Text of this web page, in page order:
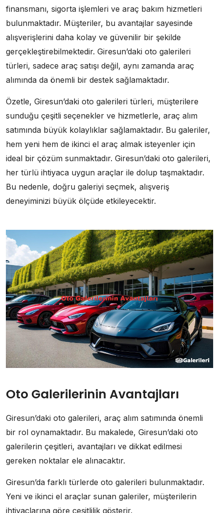
finansmanı, sigorta işlemleri ve araç bakım hizmetleri
bulunmaktadır. Müşteriler, bu avantajlar sayesinde
alışverişlerini daha kolay ve güvenilir bir şekilde
gerçekleştirebilmektedir. Giresun’daki oto galerileri
türleri, sadece araç satışı değil, aynı zamanda araç
alımında da önemli bir destek sağlamaktadır.
Özetle, Giresun’daki oto galerileri türleri, müşterilere
sunduğu çeşitli seçenekler ve hizmetlerle, araç alım
satımında büyük kolaylıklar sağlamaktadır. Bu galeriler,
hem yeni hem de ikinci el araç almak isteyenler için
ideal bir çözüm sunmaktadır. Giresun’daki oto galerileri,
her türlü ihtiyaca uygun araçlar ile dolup taşmaktadır.
Bu nedenle, doğru galeriyi seçmek, alışveriş
deneyiminizi büyük ölçüde etkileyecektir.
Oto Galerilerinin Avantajları
Giresun’daki oto galerileri, araç alım satımında önemli
bir rol oynamaktadır. Bu makalede, Giresun’daki oto
galerilerin çeşitleri, avantajları ve dikkat edilmesi
gereken noktalar ele alınacaktır.
Giresun’da farklı türlerde oto galerileri bulunmaktadır.
Yeni ve ikinci el araçlar sunan galeriler, müşterilerin
ihtiyaçlarına göre çeşitlilik gösterir.